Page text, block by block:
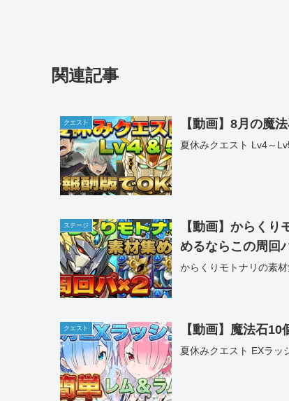
関連記事
クエスト 【動画】8月の魔
夏休みクエスト Lv4～
ステージ
【動画】からく
めるならこの周回
からくりモトナリの素
クエスト 【動画】魔法石
夏休みクエスト EXラッ